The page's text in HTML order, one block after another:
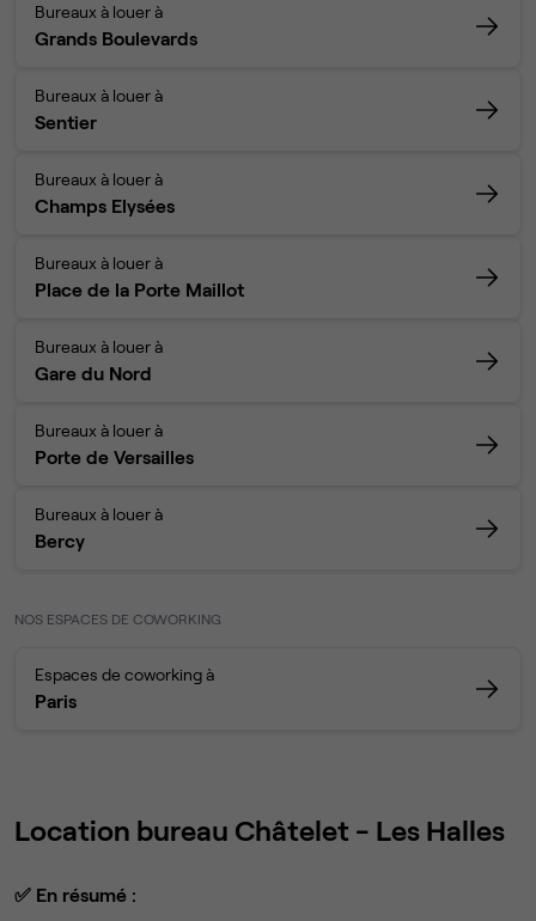
Bureaux à louer à
Grands Boulevards
Bureaux à louer à
Sentier
Bureaux à louer à
Champs Elysées
Bureaux à louer à
Place de la Porte Maillot
Bureaux à louer à
Gare du Nord
Bureaux à louer à
Porte de Versailles
Bureaux à louer à
Bercy
NOS ESPACES DE COWORKING
Espaces de coworking à
Paris
Location bureau Châtelet - Les Halles
✅ En résumé :